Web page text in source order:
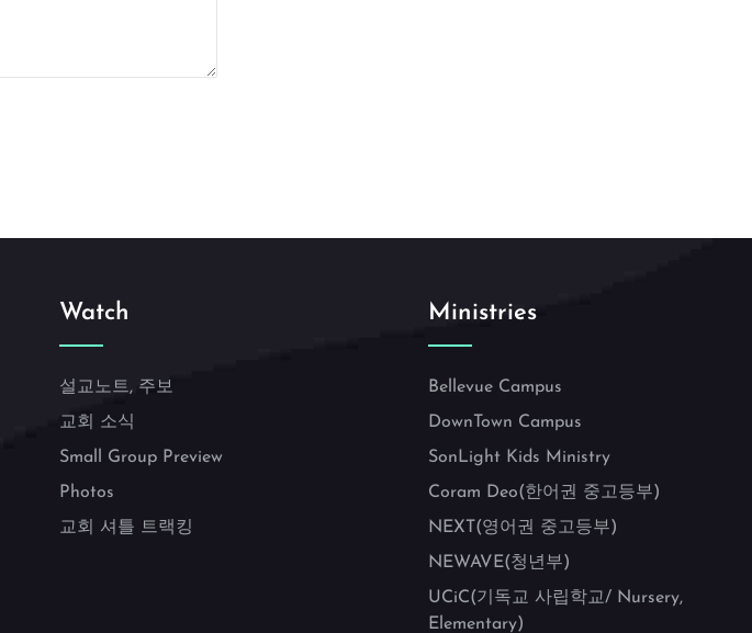
Watch
설교노트, 주보
교회 소식
Small Group Preview
Photos
교회 셔틀 트랙킹
Ministries
Bellevue Campus
DownTown Campus
SonLight Kids Ministry
Coram Deo(한어권 중고등부)
NEXT(영어권 중고등부)
NEWAVE(청년부)
UCiC(기독교 사립학교/ Nursery,
Elementary)